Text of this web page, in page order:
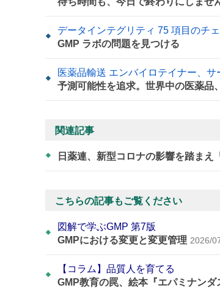
データインテグリティ 75 項目のチ
GMP ラボの問題を見つける
医薬品輸送 エンバイロテイナー、サ
予測可能性を追求。世界中の医薬品
関連記事
日薬連、新型コロナの影響を踏ま
こちらの記事もご覧ください
図解で学ぶGMP 第7版
GMPにおける変更と変更管理 2026/
【コラム】品質人を育てる
GMP教育の罠、絵本『エパミナン